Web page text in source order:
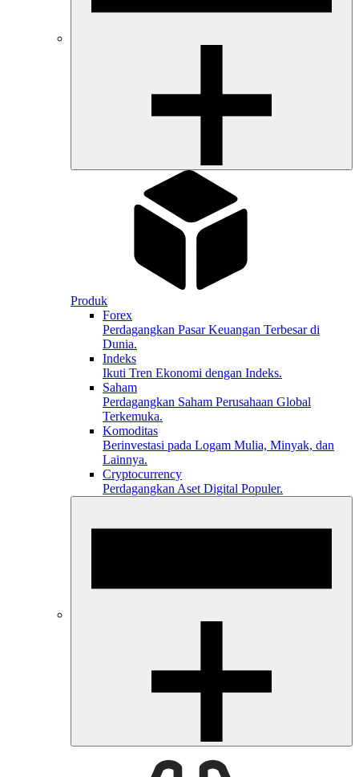
Produk
Forex
Perdagangkan Pasar Keuangan Terbesar di
Dunia.
Indeks
Ikuti Tren Ekonomi dengan Indeks.
Saham
Perdagangkan Saham Perusahaan Global
Terkemuka.
Komoditas
Berinvestasi pada Logam Mulia, Minyak, dan
Lainnya.
Cryptocurrency
Perdagangkan Aset Digital Populer.